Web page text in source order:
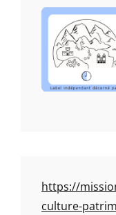
https://
culture-